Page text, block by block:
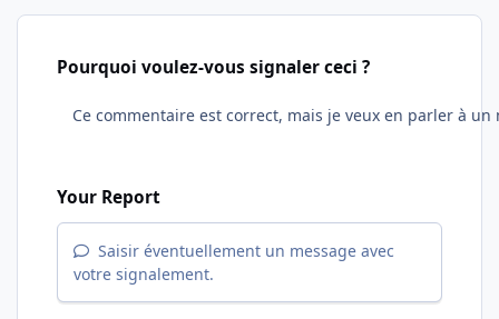
Pourquoi voulez-vous signaler ceci ?
Your Report
Saisir éventuellement un message avec
votre signalement.